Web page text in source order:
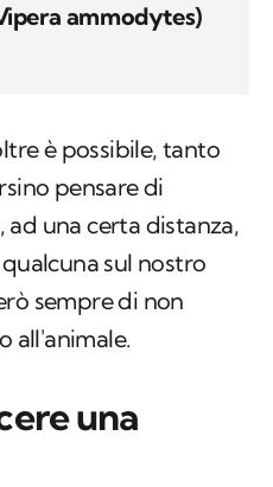
ammodytes)
è possibile, tanto
pensare di
una certa distanza,
sul nostro
sempre di non
all'animale.
una